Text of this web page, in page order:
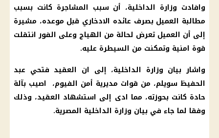
وافادت وزارة الداخلية، أن سبب المشاجرة كانت بسبب
مطالبة العميل بصرف عائده الادخاري قبل موعده، مشيرة
إلى أن العميل تعرض لحالة من الهياج وعلى الفور انتقلت
قوة امنية وتمكنت من السيطرة عليه.
واشار بيان وزارة الداخلية، إلى ان العقيد فتحي عبد
الحفيظ سويلم، من قوات مديرية أمن الفيوم، اصيب بآلة
حادة كانت بحوزته، مما ادى إلى استشهاد العقيد، وذلك
وفقا لما جاء في بيان وزارة الداخلية المصرية.